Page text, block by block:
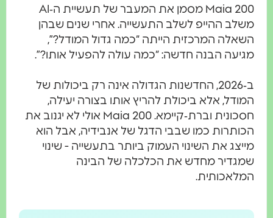
Maia 200 מסמן את המעבר של תעשיית ה‑AI
משלב ההייפ לשלב התעשייה. אחרי שנים שבהן
השאלה המרכזית הייתה “כמה גדול המודל?”,
מגיעה הבנה חדשה: “כמה עולה להפעיל אותו?”.
ב‑2026, החדשנות הגדולה אינה רק ביכולות של
המודל, אלא ביכולת להריץ אותו בצורה יעילה,
חסכונית וברת‑קיימא. Maia 200 אולי לא יגנוב את
הכותרות כמו שבבי הדגל של אנבידיה, אבל הוא
מייצג את השינוי העמוק ביותר בתעשייה - שינוי
שמגדיר מחדש את הכלכלה של הבינה
המלאכותית.